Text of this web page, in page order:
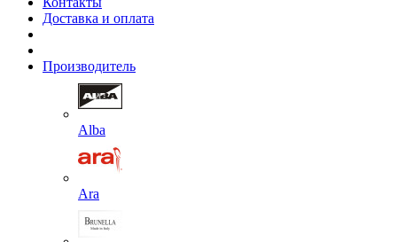
Доставка и оплата
Производитель
Alba
Ara